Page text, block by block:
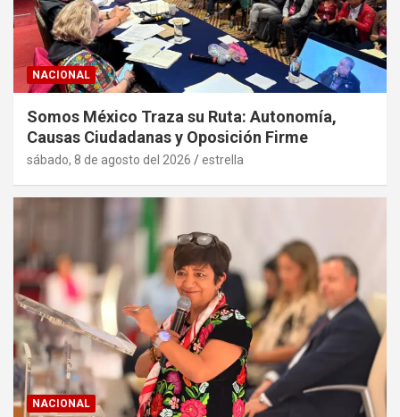
NACIONAL
Somos México Traza su Ruta: Autonomía,
Causas Ciudadanas y Oposición Firme
sábado, 8 de agosto del 2026 estrella
NACIONAL